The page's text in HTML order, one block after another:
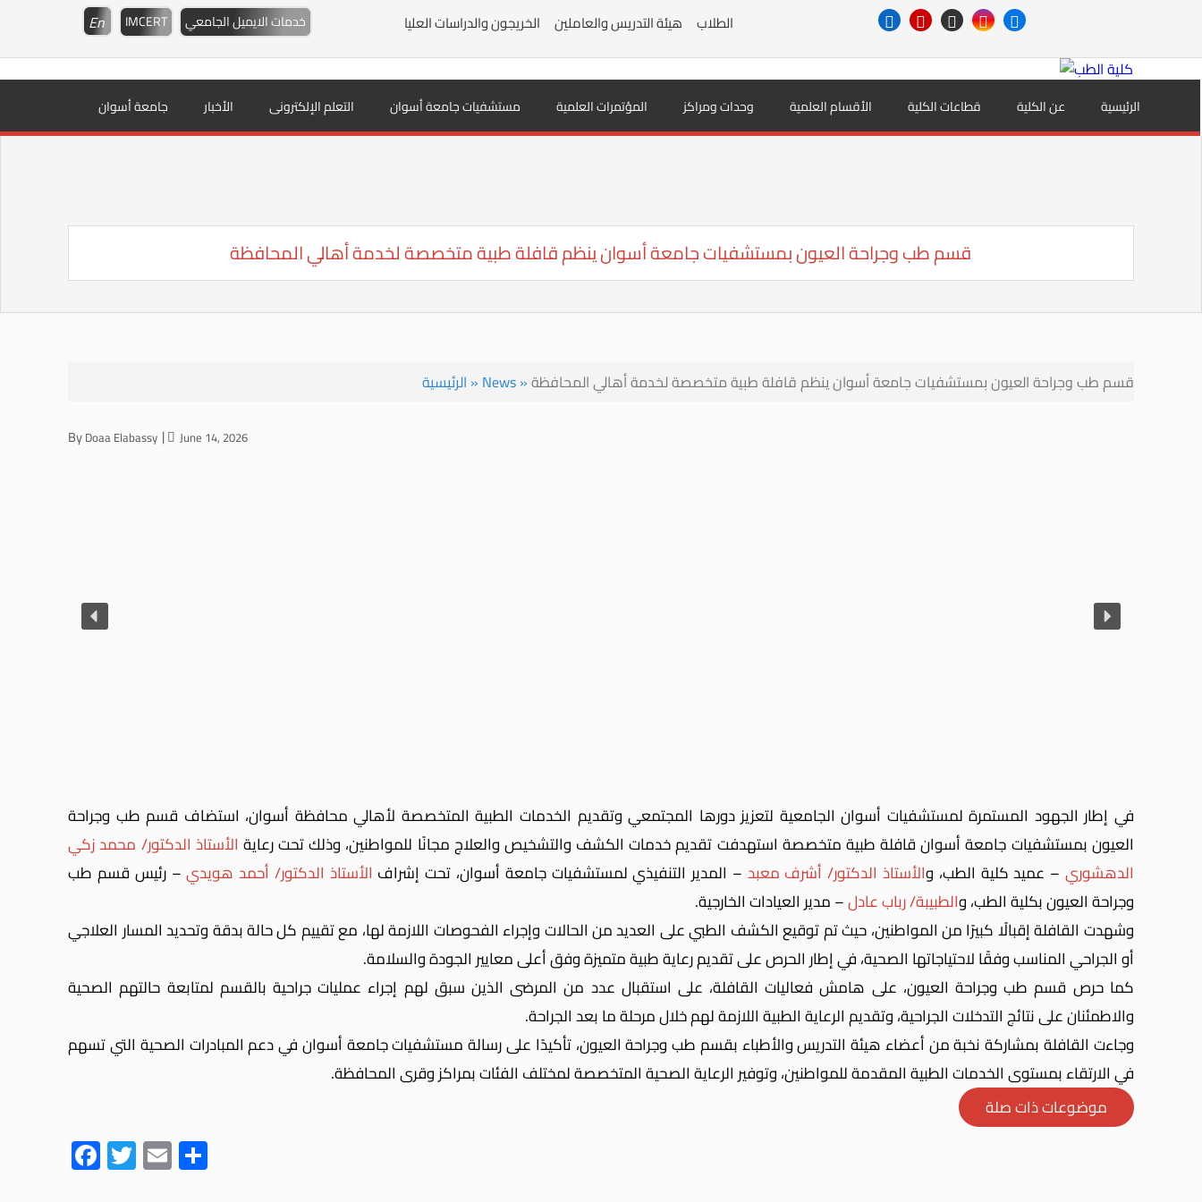
En خدمات الايميل الجامعي IMCERT الخريجون والدراسات العليا هيئة التدريس والعاملين الطلاب
جامعة أسوان الأخبار التعلم الإلكترونى مستشفيات جامعة أسوان المؤتمرات العلمية وحدات ومراكز الأقسام العلمية قطاعات الكلية عن الكلية الرئيسية
قسم طب وجراحة العيون بمستشفيات جامعة أسوان ينظم قافلة طبية متخصصة لخدمة أهالي المحافظة
الرئيسية » News»قسم طب وجراحة العيون بمستشفيات جامعة أسوان ينظم قافلة طبية متخصصة لخدمة أهالي المحافظة
ByDoaa Elabassy June 14, 2026
في إطار الجهود المستمرة لمستشفيات أسوان الجامعية لتعزيز دورها المجتمعي وتقديم الخدمات الطبية المتخصصة لأهالي محافظة أسوان، استضاف قسم طب وجراحة
العيون بمستشفيات جامعة أسوان قافلة طبية متخصصة استهدفت تقديم خدمات الكشف والتشخيص والعلاج مجانًا للمواطنين، وذلك تحت رعاية الأستاذ الدكتور/ محمد زكي
الدهشوري – عميد كلية الطب، والأستاذ الدكتور/ أشرف معبد – المدير التنفيذي لمستشفيات جامعة أسوان، تحت إشراف الأستاذ الدكتور/ أحمد هويدي– رئيس قسم طب
وجراحة العيون بكلية الطب، والطبيبة/ رباب عادل– مدير العيادات الخارجية.
وشهدت القافلة إقبالًا كبيرًا من المواطنين، حيث تم توقيع الكشف الطبي على العديد من الحالات وإجراء الفحوصات اللازمة لها، مع تقييم كل حالة بدقة وتحديد المسار العلاجي
أو الجراحي المناسب وفقًا لاحتياجاتها الصحية، في إطار الحرص على تقديم رعاية طبية متميزة وفق أعلى معايير الجودة والسلامة.
كما حرص قسم طب وجراحة العيون، على هامش فعاليات القافلة، على استقبال عدد من المرضى الذين سبق لهم إجراء عمليات جراحية بالقسم لمتابعة حالتهم الصحية
والاطمئنان على نتائج التدخلات الجراحية، وتقديم الرعاية الطبية اللازمة لهم خلال مرحلة ما بعد الجراحة.
وجاءت القافلة بمشاركة نخبة من أعضاء هيئة التدريس والأطباء بقسم طب وجراحة العيون، تأكيدًا على رسالة مستشفيات جامعة أسوان في دعم المبادرات الصحية التي تسهم
في الارتقاء بمستوى الخدمات الطبية المقدمة للمواطنين، وتوفير الرعاية الصحية المتخصصة لمختلف الفئات بمراكز وقرى المحافظة.
موضوعات ذات صلة
Fac
Twit
Ema